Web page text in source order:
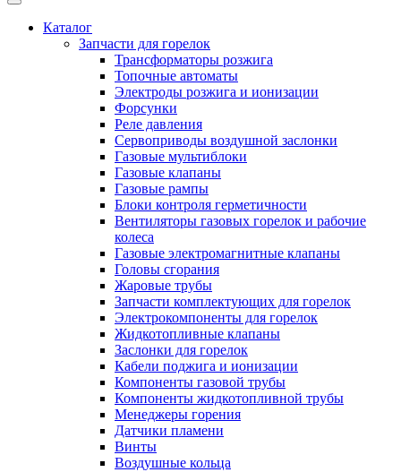
Каталог
Запчасти для горелок
Трансформаторы розжига
Топочные автоматы
Электроды розжига и ионизации
Форсунки
Реле давления
Сервоприводы воздушной заслонки
Газовые мультиблоки
Газовые клапаны
Газовые рампы
Блоки контроля герметичности
Вентиляторы газовых горелок и рабочие
колеса
Газовые электромагнитные клапаны
Головы сгорания
Жаровые трубы
Запчасти комплектующих для горелок
Электрокомпоненты для горелок
Жидкотопливные клапаны
Заслонки для горелок
Кабели поджига и ионизации
Компоненты газовой трубы
Компоненты жидкотопливной трубы
Менеджеры горения
Датчики пламени
Винты
Воздушные кольца